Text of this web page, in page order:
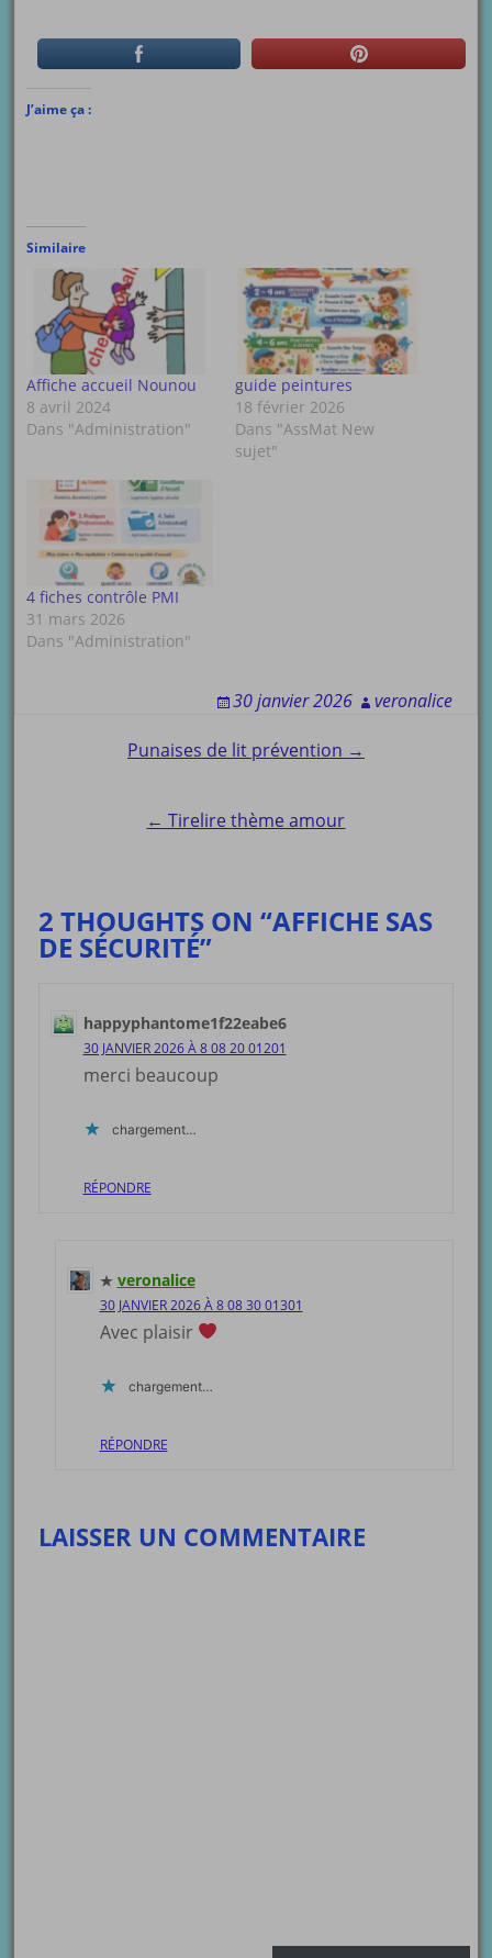
J’aime ça :
Similaire
Affiche accueil Nounou
8 avril 2024
Dans "Administration"
guide peintures
18 février 2026
Dans "AssMat New
sujet"
4 fiches contrôle PMI
31 mars 2026
Dans "Administration"
30 janvier 2026 veronalice
navigation
Punaises de lit prévention →
← Tirelire thème amour
2 THOUGHTS ON “AFFICHE SAS
DE SÉCURITÉ”
happyphantome1f22eabe6
30 JANVIER 2026 À 8 08 20 01201
merci beaucoup
chargement…
RÉPONDRE
veronalice
30 JANVIER 2026 À 8 08 30 01301
Avec plaisir
chargement…
RÉPONDRE
LAISSER UN COMMENTAIRE